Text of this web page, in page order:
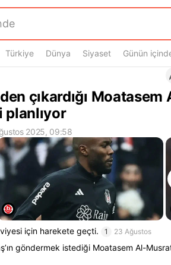
Türkiye Dünya Siyaset Günün
çıkardığı Moatasem
2025, 09:58
için harekete geçti. 1 23 Ağustos
göndermek istediği Moatasem Al-